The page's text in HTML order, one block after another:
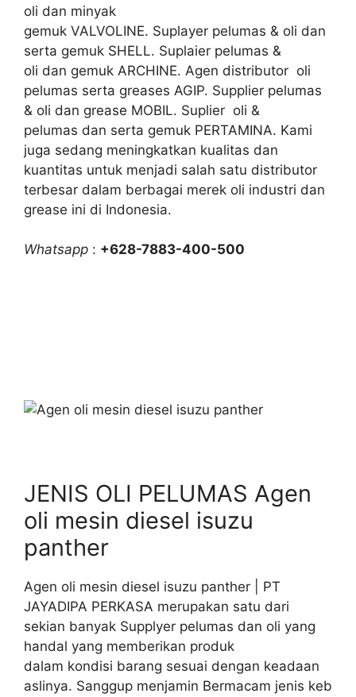
oli dan minyak
gemuk VALVOLINE. Suplayer pelumas & oli dan
serta gemuk SHELL. Suplaier pelumas &
oli dan gemuk ARCHINE. Agen distributor oli
pelumas serta greases AGIP. Supplier pelumas
& oli dan grease MOBIL. Suplier oli &
pelumas dan serta gemuk PERTAMINA. Kami
juga sedang meningkatkan kualitas dan
kuantitas untuk menjadi salah satu distributor
terbesar dalam berbagai merek oli industri dan
grease ini di Indonesia.
Whatsapp : +628-7883-400-500
JENIS OLI PELUMAS Agen
oli mesin diesel isuzu
panther
Agen oli mesin diesel isuzu panther | PT
JAYADIPA PERKASA merupakan satu dari
sekian banyak Supplyer pelumas dan oli yang
handal yang memberikan produk
dalam kondisi barang sesuai dengan keadaan
aslinya. Sanggup menjamin Bermacam jenis keb